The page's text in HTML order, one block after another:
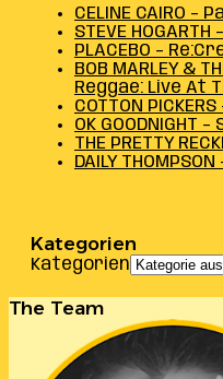
CELINE CAIRO –
STEVE
PLACEBO –
BOB MARLEY &
Reggae: Live At
COTTON
OK GOODNIGHT
THE PRETTY
DAILY THOMPSON
Kategorien
Kategorien
The Team